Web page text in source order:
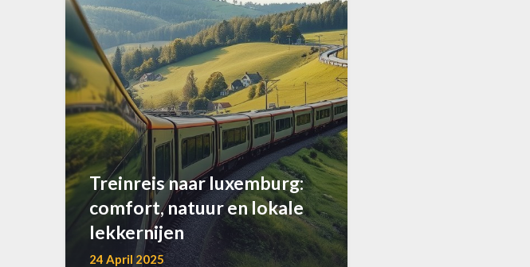
Treinreis naar luxemburg:
comfort, natuur en lokale
lekkernijen
24 April 2025